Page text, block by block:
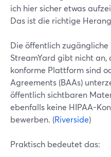
ich hier sicher etwas
Das ist die richtige
Die öffentlich
StreamYard gibt nicht an,
konforme Plattform sind
Agreements (BAAs)
öffentlich sichtbaren
ebenfalls keine HIPAA-
bewerben. (Riverside)
Praktisch bedeutet das: